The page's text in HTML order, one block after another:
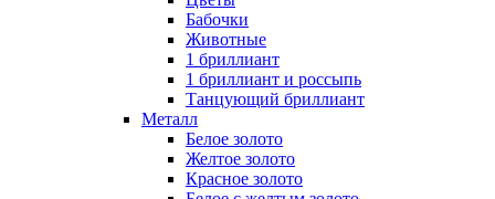
Бабочки
Животные
1 бриллиант
1 бриллиант и россыпь
Танцующий бриллиант
Металл
Белое золото
Желтое золото
Красное золото